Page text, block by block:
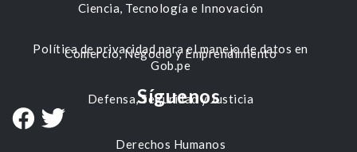
Ciencia, Tecnología e Innovación
Comercio, Negocio y Emprendimiento
Defensa, Seguridad y Justicia
Derechos Humanos
Política de privacidad para el manejo de datos en
Gob.pe
Síguenos